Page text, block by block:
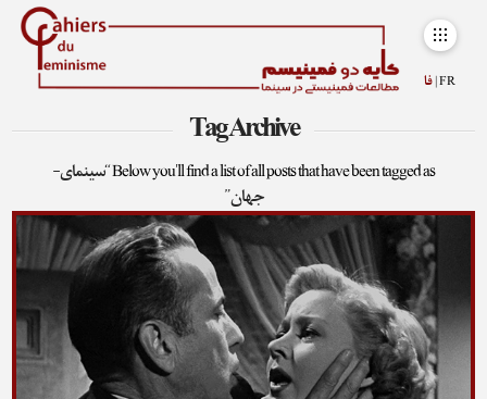
FR | فا
Tag Archive
Below you'll find a list of all posts that have been tagged as“سینمای-
جهان”